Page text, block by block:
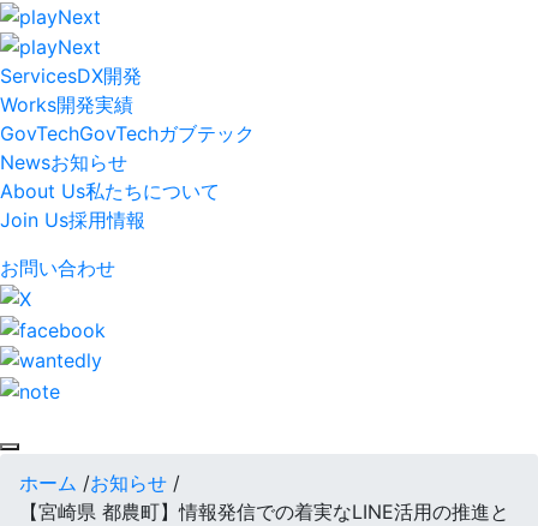
ServicesDX開発
Works開発実績
GovTechGovTechガブテック
Newsお知らせ
About Us私たちについて
Join Us採用情報
お問い合わせ
ホーム /お知らせ /
【宮崎県 都農町】情報発信での着実なLINE活用の推進と